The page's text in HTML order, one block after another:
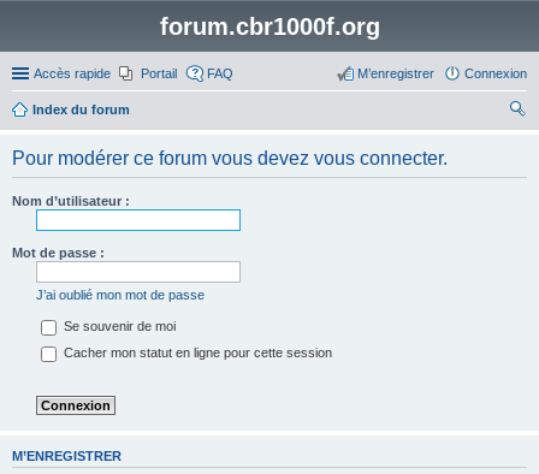
forum.cbr1000f.org
Accès rapide Portail FAQ Connexion
M’enregistrer
Index du forum
Pour modérer ce forum vous devez vous connecter.
Nom d’utilisateur :
Mot de passe :
J’ai oublié mon mot de passe
Se souvenir de moi
Cacher mon statut en ligne pour cette session
M’ENREGISTRER